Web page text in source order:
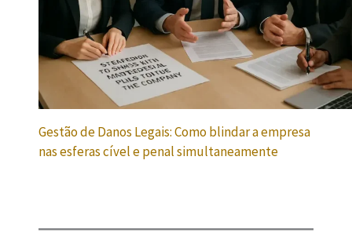
Gestão de Danos Legais: Como blindar a empresa
nas esferas cível e penal simultaneamente